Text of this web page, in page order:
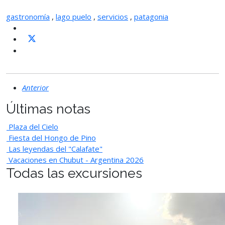
gastronomía , lago puelo , servicios , patagonia
Anterior
Últimas notas
Plaza del Cielo
Fiesta del Hongo de Pino
Las leyendas del "Calafate"
Vacaciones en Chubut - Argentina 2026
Todas las excursiones